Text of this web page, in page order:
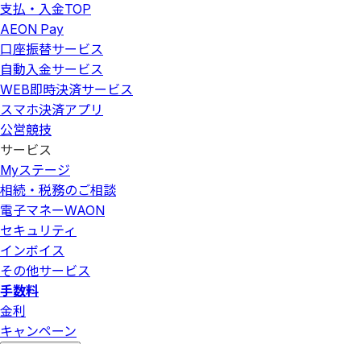
支払・入金TOP
AEON Pay
口座振替サービス
自動入金サービス
WEB即時決済サービス
スマホ決済アプリ
公営競技
サービス
Myステージ
相続・税務のご相談
電子マネーWAON
セキュリティ
インボイス
その他サービス
手数料
金利
キャンペーン